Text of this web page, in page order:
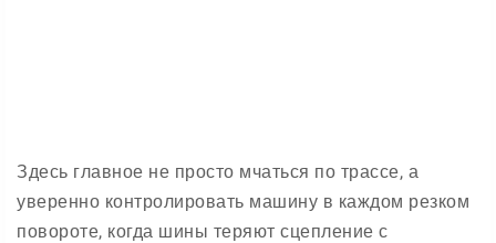
Здесь главное не просто мчаться по трассе, а
уверенно контролировать машину в каждом резком
повороте, когда шины теряют сцепление с